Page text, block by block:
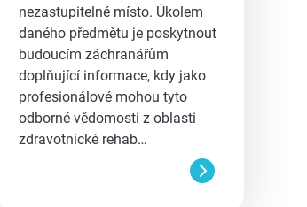
nezastupitelné místo. Úkolem
daného předmětu je poskytnout
budoucím záchranářům
doplňující informace, kdy jako
profesionálové mohou tyto
odborné vědomosti z oblasti
zdravotnické rehab…